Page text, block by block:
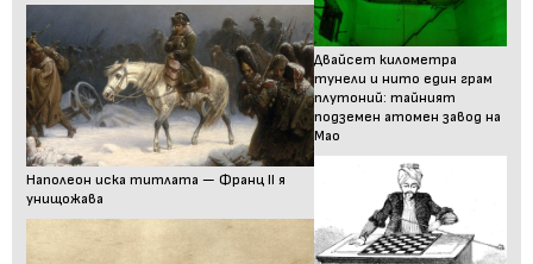
Наполеон иска титлата — Франц II я
унищожава
Двайсет километра
тунели и нито един грам
плутоний: тайният
подземен атомен завод на
Мао